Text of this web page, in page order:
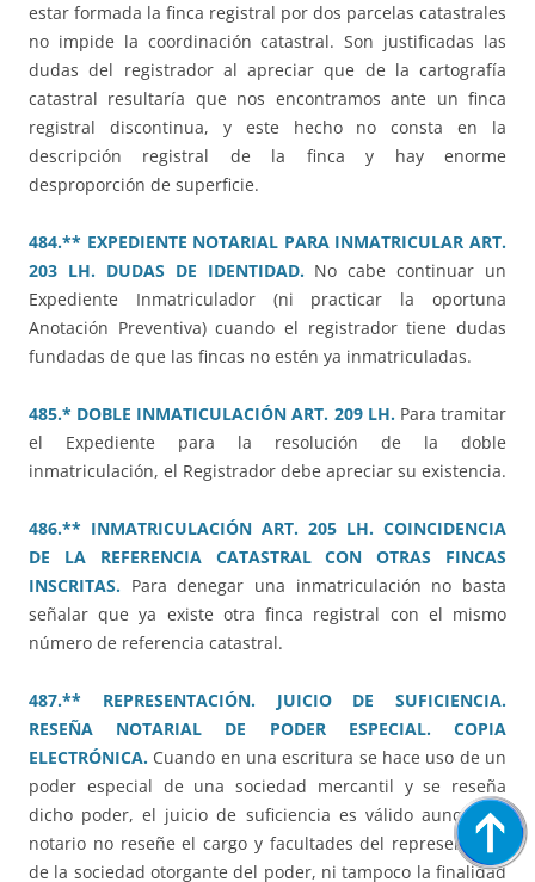
estar formada la finca registral por dos parcelas catastrales
no impide la coordinación catastral. Son justificadas las
dudas del registrador al apreciar que de la cartografía
catastral resultaría que nos encontramos ante un finca
registral discontinua, y este hecho no consta en la
descripción registral de la finca y hay enorme
desproporción de superficie.
484.** EXPEDIENTE NOTARIAL PARA INMATRICULAR ART.
203 LH. DUDAS DE IDENTIDAD.No cabe continuar un
Expediente Inmatriculador (ni practicar la oportuna
Anotación Preventiva) cuando el registrador tiene dudas
fundadas de que las fincas no estén ya inmatriculadas.
485.* DOBLE INMATICULACIÓN ART. 209 LH.Para tramitar
el Expediente para la resolución de la doble
inmatriculación, el Registrador debe apreciar su existencia.
486.** INMATRICULACIÓN ART. 205 LH. COINCIDENCIA
DE LA REFERENCIA CATASTRAL CON OTRAS FINCAS
INSCRITAS. Para denegar una inmatriculación no basta
señalar que ya existe otra finca registral con el mismo
número de referencia catastral.
487.** REPRESENTACIÓN. JUICIO DE SUFICIENCIA.
RESEÑA NOTARIAL DE PODER ESPECIAL. COPIA
ELECTRÓNICA. Cuando en una escritura se hace uso de un
poder especial de una sociedad mercantil y se reseña
dicho poder, el juicio de suficiencia es válido aunque el
notario no reseñe el cargo y facultades del representante
de la sociedad otorgante del poder, ni tampoco la finalidad